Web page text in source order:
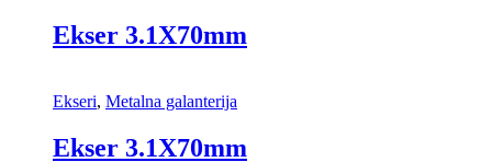
Ekser 3.1X70mm
Ekseri, Metalna galanterija
Ekser 3.1X70mm